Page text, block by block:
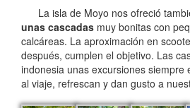
La isla de Moyo nos ofreció
unas cascadas muy bonitas con
calcáreas. La aproximación en
después, cumplen el objetivo. Las
indonesia unas excursiones siempre
al viaje, refrescan y dan gusto a